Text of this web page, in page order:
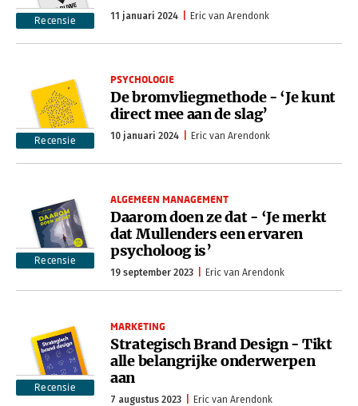
Recensie 11 januari 2024 Eric van Arendonk
Recensie
PSYCHOLOGIE
De bromvliegmethode - ‘Je kunt
direct mee aan de slag’
10 januari 2024 Eric van Arendonk
Recensie
ALGEMEEN MANAGEMENT
Daarom doen ze dat - ‘Je merkt
dat Mullenders een ervaren
psycholoog is’
19 september 2023 Eric van Arendonk
Recensie
MARKETING
Strategisch Brand Design - Tikt
alle belangrijke onderwerpen
aan
7 augustus 2023 Eric van Arendonk